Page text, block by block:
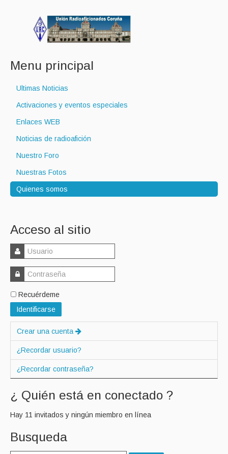
Menu principal
Ultimas Noticias
Activaciones y eventos especiales
Enlaces WEB
Noticias de radioafición
Nuestro Foro
Nuestras Fotos
Quienes somos
Acceso al sitio
Recuérdeme
Identificarse
Crear una cuenta
¿Recordar usuario?
¿Recordar contraseña?
¿ Quién está en conectado ?
Hay 11 invitados y ningún miembro en línea
Busqueda